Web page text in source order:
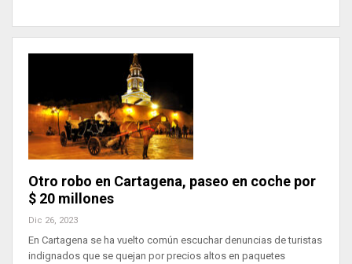
Otro robo en Cartagena, paseo en coche por
$ 20 millones
Dic 26, 2023
En Cartagena se ha vuelto común escuchar denuncias de turistas
indignados que se quejan por precios altos en paquetes